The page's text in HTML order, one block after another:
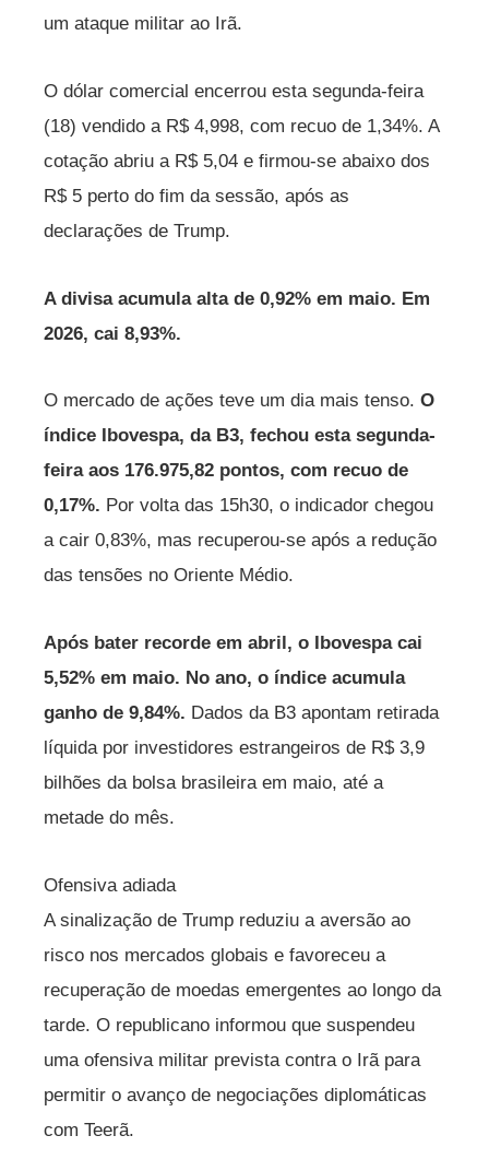
um ataque militar ao Irã.
O dólar comercial encerrou esta segunda-feira
(18) vendido a R$ 4,998, com recuo de 1,34%. A
cotação abriu a R$ 5,04 e firmou-se abaixo dos
R$ 5 perto do fim da sessão, após as
declarações de Trump.
A divisa acumula alta de 0,92% em maio. Em
2026, cai 8,93%.
O mercado de ações teve um dia mais tenso. O
índice Ibovespa, da B3, fechou esta segunda-
feira aos 176.975,82 pontos, com recuo de
0,17%. Por volta das 15h30, o indicador chegou
a cair 0,83%, mas recuperou-se após a redução
das tensões no Oriente Médio.
Após bater recorde em abril, o Ibovespa cai
5,52% em maio. No ano, o índice acumula
ganho de 9,84%. Dados da B3 apontam retirada
líquida por investidores estrangeiros de R$ 3,9
bilhões da bolsa brasileira em maio, até a
metade do mês.
Ofensiva adiada
A sinalização de Trump reduziu a aversão ao
risco nos mercados globais e favoreceu a
recuperação de moedas emergentes ao longo da
tarde. O republicano informou que suspendeu
uma ofensiva militar prevista contra o Irã para
permitir o avanço de negociações diplomáticas
com Teerã.